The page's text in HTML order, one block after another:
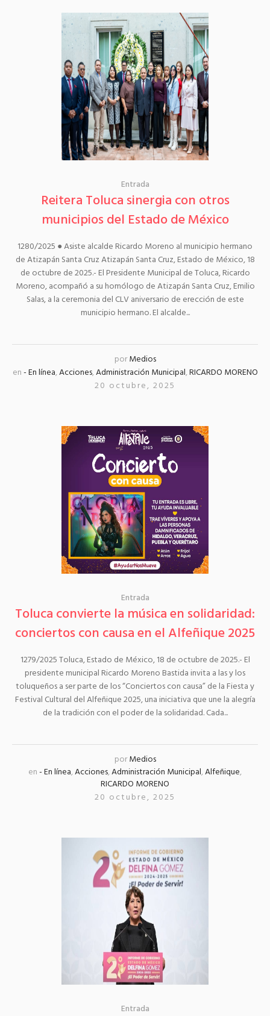
Entrada
Reitera Toluca sinergia con otros
municipios del Estado de México
1280/2025 ● Asiste alcalde Ricardo Moreno al municipio hermano
de Atizapán Santa Cruz Atizapán Santa Cruz, Estado de México, 18
de octubre de 2025.- El Presidente Municipal de Toluca, Ricardo
Moreno, acompañó a su homólogo de Atizapán Santa Cruz, Emilio
Salas, a la ceremonia del CLV aniversario de erección de este
municipio hermano. El alcalde...
porMedios
en- En línea,Acciones,Administración Municipal,RICARDO MORENO
20 octubre, 2025
Entrada
Toluca convierte la música en solidaridad:
conciertos con causa en el Alfeñique 2025
1279/2025 Toluca, Estado de México, 18 de octubre de 2025.- El
presidente municipal Ricardo Moreno Bastida invita a las y los
toluqueños a ser parte de los “Conciertos con causa” de la Fiesta y
Festival Cultural del Alfeñique 2025, una iniciativa que une la alegría
de la tradición con el poder de la solidaridad. Cada...
porMedios
en- En línea,Acciones,Administración Municipal,Alfeñique,
RICARDO MORENO
20 octubre, 2025
Entrada